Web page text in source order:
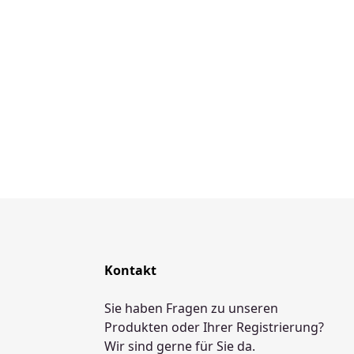
Kontakt
Sie haben Fragen zu unseren
Produkten oder Ihrer Registrierung?
Wir sind gerne für Sie da.